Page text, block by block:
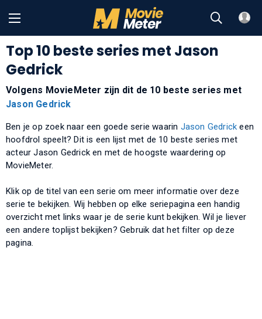
Top 10 beste series met Jason
Gedrick
Volgens MovieMeter zijn dit de 10 beste series met
Jason Gedrick
Ben je op zoek naar een goede serie waarin Jason Gedrick een
hoofdrol speelt? Dit is een lijst met de 10 beste series met
acteur Jason Gedrick en met de hoogste waardering op
MovieMeter.
Klik op de titel van een serie om meer informatie over deze
serie te bekijken. Wij hebben op elke seriepagina een handig
overzicht met links waar je de serie kunt bekijken. Wil je liever
een andere toplijst bekijken? Gebruik dat het filter op deze
pagina.